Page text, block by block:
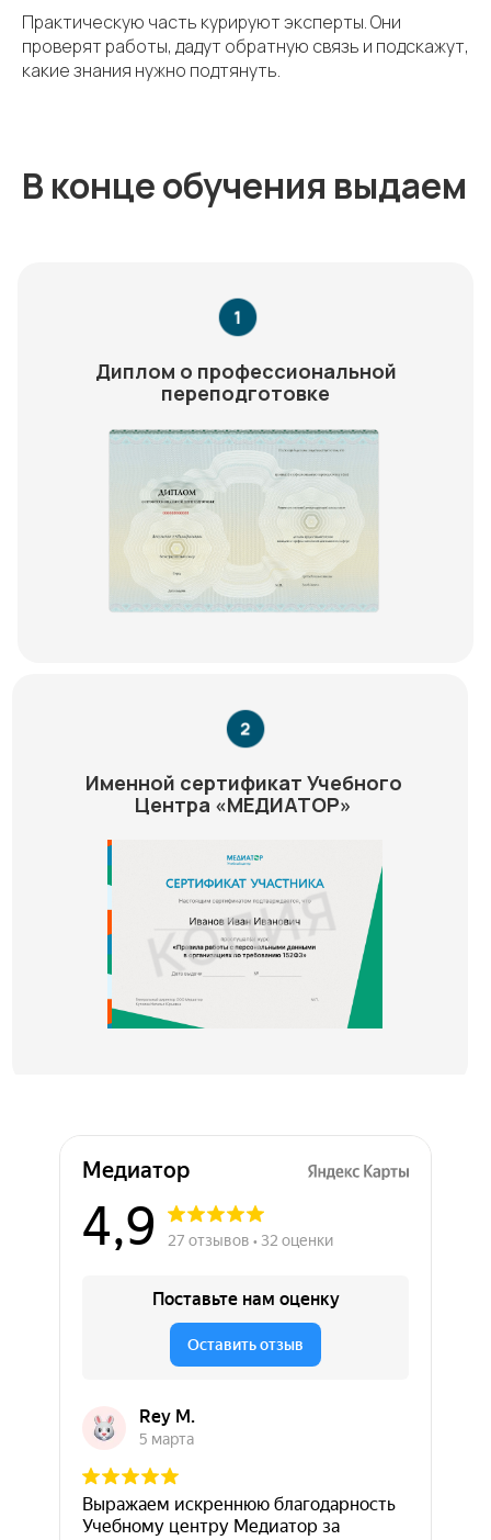
Практическую часть курируют эксперты. Они
проверят работы, дадут обратную связь и подскажут,
какие знания нужно подтянуть.
В конце обучения выдаем
Именной сертификат Учебного
Центра «МЕДИАТОР»
Диплом о профессиональной
переподготовке
Медиатор на карте Химок — Яндекс Карты